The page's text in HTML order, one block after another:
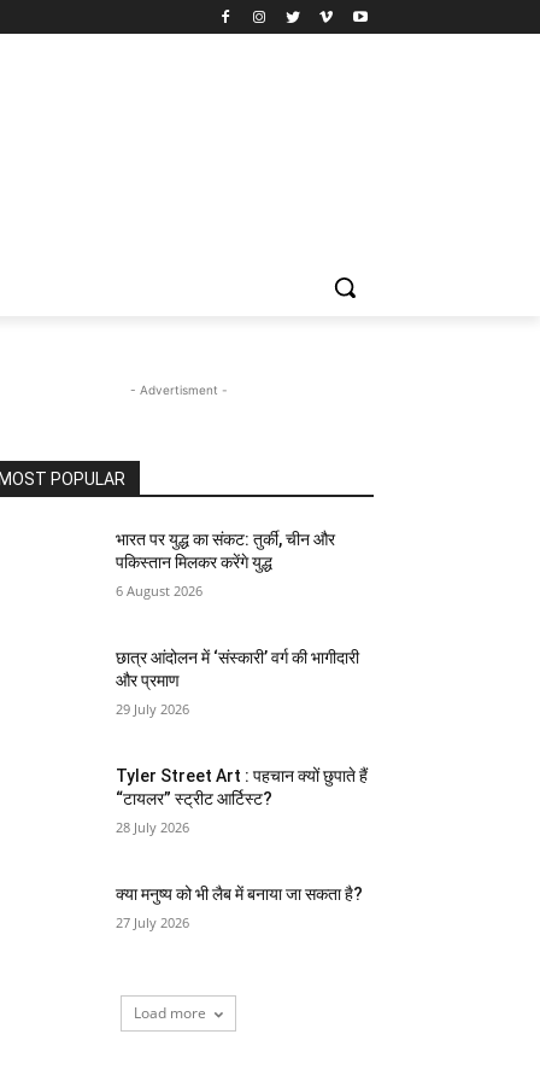
- Advertisment -
MOST POPULAR
भारत पर युद्ध का संकट: तुर्की, चीन और
पकिस्तान मिलकर करेंगे युद्ध
6 August 2026
छात्र आंदोलन में ‘संस्कारी’ वर्ग की भागीदारी
और प्रमाण
29 July 2026
Tyler Street Art : पहचान क्यों छुपाते हैं
“टायलर” स्ट्रीट आर्टिस्ट?
28 July 2026
क्या मनुष्य को भी लैब में बनाया जा सकता है?
27 July 2026
Load more